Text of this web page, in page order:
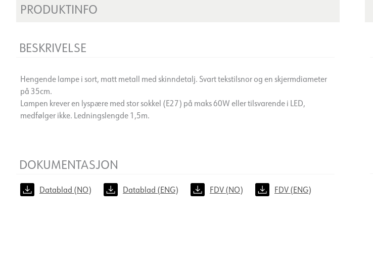
PRODUKTINFO
BESKRIVELSE
Hengende lampe i sort, matt metall med skinndetalj. Svart tekstilsnor og en skjermdiameter
på 35cm.
Lampen krever en lyspære med stor sokkel (E27) på maks 60W eller tilsvarende i LED,
medfølger ikke. Ledningslengde 1,5m.
DOKUMENTASJON
Datablad (NO) Datablad (ENG) FDV (NO) FDV (ENG)